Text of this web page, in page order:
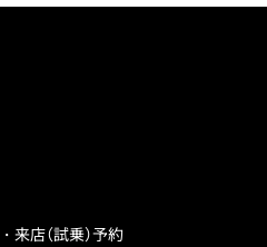
来店（試乗）予約